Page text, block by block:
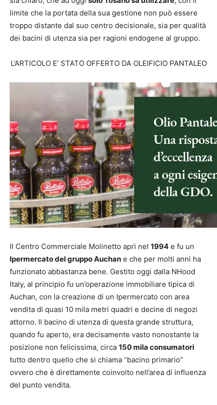
limite che la portata della sua gestione non può essere
troppo distante dal suo centro decisionale, sia per qualità
dei bacini di utenza sia per ragioni endogene al gruppo.
L’ARTICOLO E’ STATO OFFERTO DA OLEIFICIO PANTALEO
.
Il Centro Commerciale Molinetto aprì nel 1994 e fu un
Ipermercato del gruppo Auchan e che per molti anni ha
funzionato abbastanza bene. Gestito oggi dalla NHood
Italy, al principio fu un’operazione immobiliare tipica di
Auchan, con la creazione di un Ipermercato con area
vendita di quasi 10 mila metri quadri e decine di negozi
attorno. Il bacino di utenza di questa grande struttura,
quando fu aperto, era decisamente vasto nonostante la
posizione non felicissima, circa 150 mila consumatori
tutto dentro quello che si chiama “bacino primario”
ovvero che è direttamente coinvolto nell’area di influenza
del punto vendita.